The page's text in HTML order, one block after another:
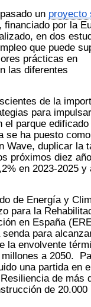
un proyecto
, financiado por la
en dos
que puede
prácticas en
las diferentes
de la
para
el parque edificado
se ha puesto como
Wave, duplicar la
próximos diez
en 2023-2025 y
de Energía y
para la
en España
para
la envolvente
a 2050.
una partida en
de más
de 20.000